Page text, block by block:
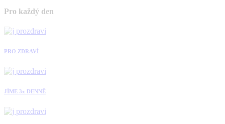
Pro každý den
PRO ZDRAVÍ
JÍME 3x DENNĚ